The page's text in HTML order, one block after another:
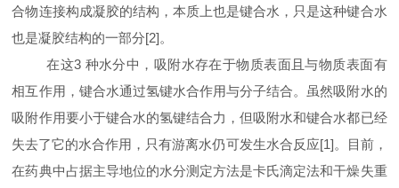
合物连接构成凝胶的结构，本质上也是键合水，只是这种键合水
也是凝胶结构的一部分[2]。
在这3 种水分中，吸附水存在于物质表面且与物质表面有
相互作用，键合水通过氢键水合作用与分子结合。虽然吸附水的
吸附作用要小于键合水的氢键结合力，但吸附水和键合水都已经
失去了它的水合作用，只有游离水仍可发生水合反应[1]。目前，
在药典中占据主导地位的水分测定方法是卡氏滴定法和干燥失重